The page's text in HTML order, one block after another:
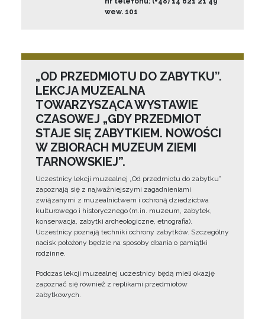
wew. 101
„OD PRZEDMIOTU DO ZABYTKU”.
LEKCJA MUZEALNA
TOWARZYSZĄCA WYSTAWIE
CZASOWEJ „GDY PRZEDMIOT
STAJE SIĘ ZABYTKIEM. NOWOŚCI
W ZBIORACH MUZEUM ZIEMI
TARNOWSKIEJ”.
Uczestnicy lekcji muzealnej „Od przedmiotu do zabytku”
zapoznają się z najważniejszymi zagadnieniami
związanymi z muzealnictwem i ochroną dziedzictwa
kulturowego i historycznego (m.in. muzeum, zabytek,
konserwacja, zabytki archeologiczne, etnografia).
Uczestnicy poznają techniki ochrony zabytków. Szczególny
nacisk położony będzie na sposoby dbania o pamiątki
rodzinne.
Podczas lekcji muzealnej uczestnicy będą mieli okazję
zapoznać się również z replikami przedmiotów
zabytkowych.